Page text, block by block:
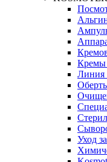
Кремы
Линия
Уход